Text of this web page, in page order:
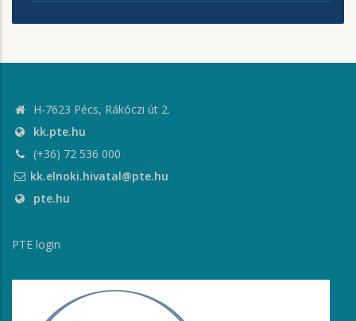
H-7623 Pécs, Rákóczi út 2.
kk.pte.hu
(+36) 72 536 000
kk.elnoki.hivatal@pte.hu
pte.hu
PTE login